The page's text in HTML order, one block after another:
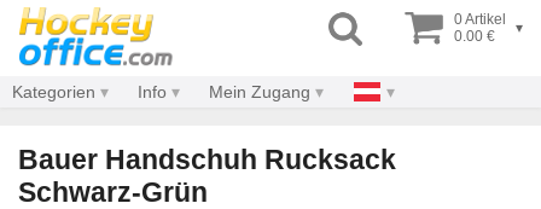
0 Artikel
0.00 €
▾
Kategorien Info Mein Zugang
Bauer Handschuh Rucksack
Schwarz-Grün